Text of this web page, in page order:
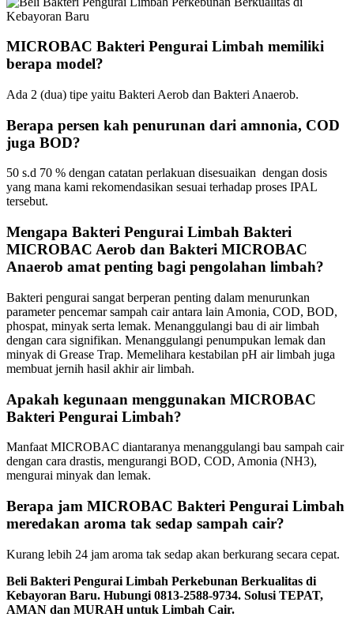
MICROBAC Bakteri Pengurai Limbah memiliki
berapa model?
Ada 2 (dua) tipe yaitu Bakteri Aerob dan Bakteri Anaerob.
Berapa persen kah penurunan dari amnonia, COD
juga BOD?
50 s.d 70 % dengan catatan perlakuan disesuaikan dengan dosis
yang mana kami rekomendasikan sesuai terhadap proses IPAL
tersebut.
Mengapa Bakteri Pengurai Limbah Bakteri
MICROBAC Aerob dan Bakteri MICROBAC
Anaerob amat penting bagi pengolahan limbah?
Bakteri pengurai sangat berperan penting dalam menurunkan
parameter pencemar sampah cair antara lain Amonia, COD, BOD,
phospat, minyak serta lemak. Menanggulangi bau di air limbah
dengan cara signifikan. Menanggulangi penumpukan lemak dan
minyak di Grease Trap. Memelihara kestabilan pH air limbah juga
membuat jernih hasil akhir air limbah.
Apakah kegunaan menggunakan MICROBAC
Bakteri Pengurai Limbah?
Manfaat MICROBAC diantaranya menanggulangi bau sampah cair
dengan cara drastis, mengurangi BOD, COD, Amonia (NH3),
mengurai minyak dan lemak.
Berapa jam MICROBAC Bakteri Pengurai Limbah
meredakan aroma tak sedap sampah cair?
Kurang lebih 24 jam aroma tak sedap akan berkurang secara cepat.
Beli Bakteri Pengurai Limbah Perkebunan Berkualitas di
Kebayoran Baru. Hubungi 0813-2588-9734. Solusi TEPAT,
AMAN dan MURAH untuk Limbah Cair.